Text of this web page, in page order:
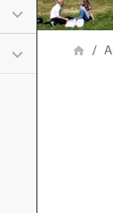
Undermeny
Undermeny
LänkstigHem